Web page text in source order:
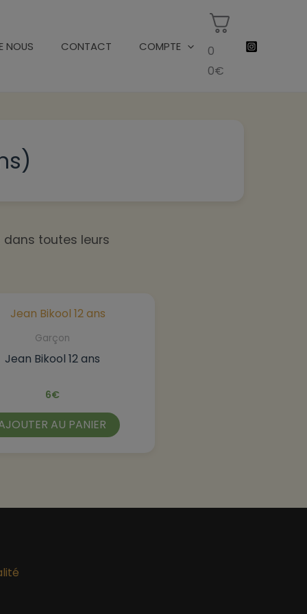
NOUS CONTACT COMPTE
0
0€
toutes leurs
Garçon
Jean Bikool 12 ans
6€
AU PANIER